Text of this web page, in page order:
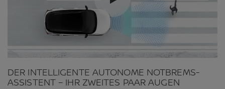
DER INTELLIGENTE AUTONOME NOTBREMS-
ASSISTENT – IHR ZWEITES PAAR AUGEN